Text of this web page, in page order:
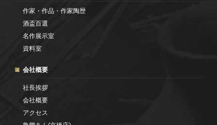
作家・作品・作家陶歴
酒盃百選
名作展示室
資料室
会社概要
社長挨拶
会社概要
アクセス